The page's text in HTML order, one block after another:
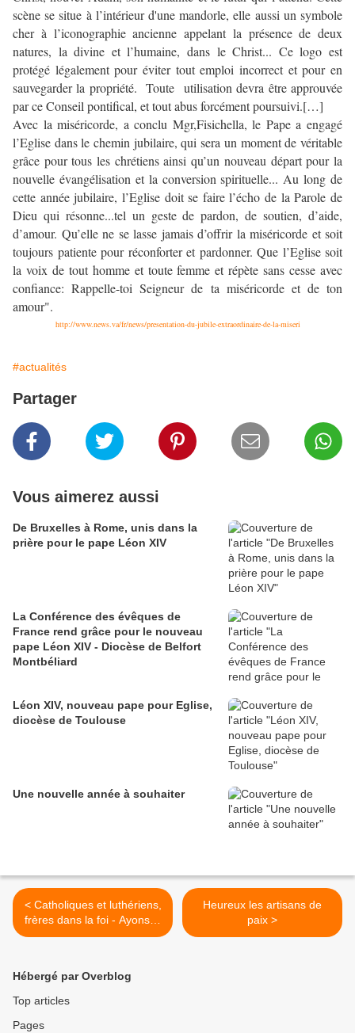
scène se situe à l’intérieur d'une mandorle, elle aussi un symbole
cher à l’iconographie ancienne appelant la présence de deux
natures, la divine et l’humaine, dans le Christ... Ce logo est
protégé légalement pour éviter tout emploi incorrect et pour en
sauvegarder la propriété. Toute utilisation devra être approuvée
par ce Conseil pontifical, et tout abus forcément poursuivi.[…]
Avec la miséricorde, a conclu Mgr,Fisichella, le Pape a engagé
l’Eglise dans le chemin jubilaire, qui sera un moment de véritable
grâce pour tous les chrétiens ainsi qu’un nouveau départ pour la
nouvelle évangélisation et la conversion spirituelle... Au long de
cette année jubilaire, l’Eglise doit se faire l’écho de la Parole de
Dieu qui résonne...tel un geste de pardon, de soutien, d’aide,
d’amour. Qu’elle ne se lasse jamais d’offrir la miséricorde et soit
toujours patiente pour réconforter et pardonner. Que l’Eglise soit
la voix de tout homme et toute femme et répète sans cesse avec
confiance: Rappelle-toi Seigneur de ta miséricorde et de ton
amour".
http://www.news.va/fr/news/presentation-du-jubile-extraordinaire-de-la-miseri
#actualités
Partager
Vous aimerez aussi
De Bruxelles à Rome, unis dans la
prière pour le pape Léon XIV
La Conférence des évêques de
France rend grâce pour le nouveau
pape Léon XIV - Diocèse de Belfort
Montbéliard
Léon XIV, nouveau pape pour Eglise,
diocèse de Toulouse
Une nouvelle année à souhaiter
< Catholiques et luthériens,
frères dans la foi - Ayons le
courage de défendre la vie
Heureux les artisans de
paix >
Hébergé par Overblog
Top articles
Pages